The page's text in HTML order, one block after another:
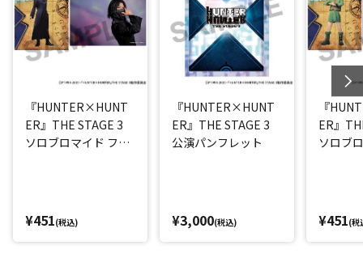
『HUNTER×HUNT
ER』THE STAGE 3
ソロブロマイド フェ
¥451(税込)
『HUNTER×HUNT
ER』THE STAGE 3
公演パンフレット
¥3,000(税込)
『
ER』
ソロブ
¥451(税